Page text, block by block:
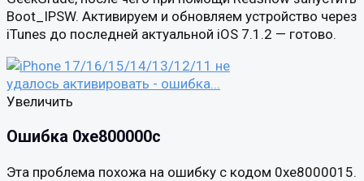
Boot_IPSW. Активируем и обновляем устройство через
iTunes до последней актуальной iOS 7.1.2 — готово.
Увеличить
Ошибка 0xe800000c
Эта проблема похожа на ошибку с кодом 0xe8000015.